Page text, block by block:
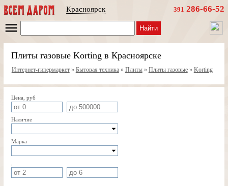
Красноярск 391 286-66-52
Найти
Плиты газовые Korting в Красноярске
Интернет-гипермаркет» Бытовая техника» Плиты» Плиты газовые» Korting
Цена, руб
Наличие
Марка